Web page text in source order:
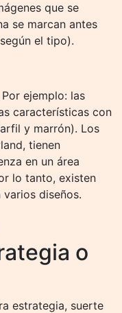
que se
se marcan antes
el tipo).
ejemplo: las
características con
y marrón). Los
tienen
en un área
lo tanto, existen
diseños.
o
estrategia, suerte